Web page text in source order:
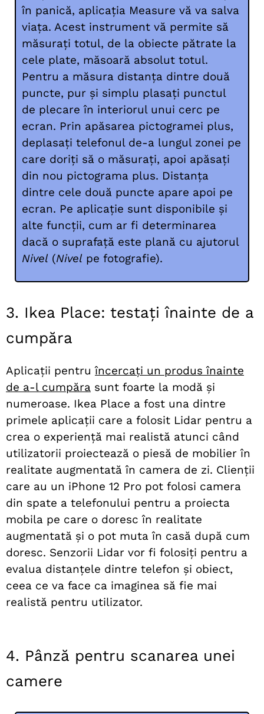
în panică, aplicația Measure vă va salva
viața. Acest instrument vă permite să
măsurați totul, de la obiecte pătrate la
cele plate, măsoară absolut totul.
Pentru a măsura distanța dintre două
puncte, pur și simplu plasați punctul
de plecare în interiorul unui cerc pe
ecran. Prin apăsarea pictogramei plus,
deplasați telefonul de-a lungul zonei pe
care doriți să o măsurați, apoi apăsați
din nou pictograma plus. Distanța
dintre cele două puncte apare apoi pe
ecran. Pe aplicație sunt disponibile și
alte funcții, cum ar fi determinarea
dacă o suprafață este plană cu ajutorul
Nivel (Nivel pe fotografie).
3. Ikea Place: testați înainte de a
cumpăra
Aplicații pentruîncercați un produs înainte
de a-l cumpăra sunt foarte la modă și
numeroase. Ikea Place a fost una dintre
primele aplicații care a folosit Lidar pentru a
crea o experiență mai realistă atunci când
utilizatorii proiectează o piesă de mobilier în
realitate augmentată în camera de zi. Clienții
care au un iPhone 12 Pro pot folosi camera
din spate a telefonului pentru a proiecta
mobila pe care o doresc în realitate
augmentată și o pot muta în casă după cum
doresc. Senzorii Lidar vor fi folosiți pentru a
evalua distanțele dintre telefon și obiect,
ceea ce va face ca imaginea să fie mai
realistă pentru utilizator.
4. Pânză pentru scanarea unei
camere